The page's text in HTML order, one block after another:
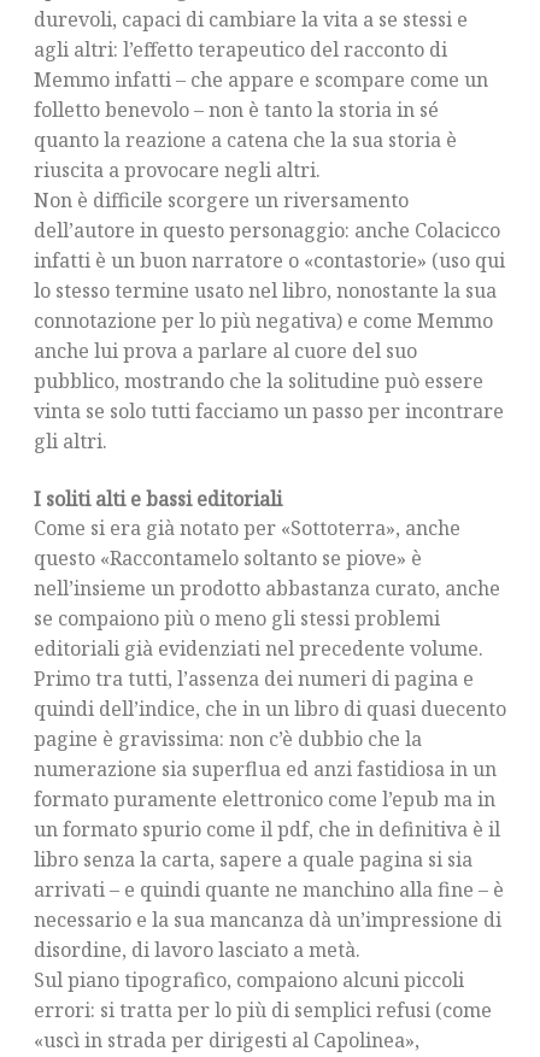
durevoli, capaci di cambiare la vita a se stessi e
agli altri: l’effetto terapeutico del racconto di
Memmo infatti – che appare e scompare come un
folletto benevolo – non è tanto la storia in sé
quanto la reazione a catena che la sua storia è
riuscita a provocare negli altri.
Non è difficile scorgere un riversamento
dell’autore in questo personaggio: anche Colacicco
infatti è un buon narratore o «contastorie» (uso qui
lo stesso termine usato nel libro, nonostante la sua
connotazione per lo più negativa) e come Memmo
anche lui prova a parlare al cuore del suo
pubblico, mostrando che la solitudine può essere
vinta se solo tutti facciamo un passo per incontrare
gli altri.
I soliti alti e bassi editoriali
Come si era già notato per «Sottoterra», anche
questo «Raccontamelo soltanto se piove» è
nell’insieme un prodotto abbastanza curato, anche
se compaiono più o meno gli stessi problemi
editoriali già evidenziati nel precedente volume.
Primo tra tutti, l’assenza dei numeri di pagina e
quindi dell’indice, che in un libro di quasi duecento
pagine è gravissima: non c’è dubbio che la
numerazione sia superflua ed anzi fastidiosa in un
formato puramente elettronico come l’epub ma in
un formato spurio come il pdf, che in definitiva è il
libro senza la carta, sapere a quale pagina si sia
arrivati – e quindi quante ne manchino alla fine – è
necessario e la sua mancanza dà un’impressione di
disordine, di lavoro lasciato a metà.
Sul piano tipografico, compaiono alcuni piccoli
errori: si tratta per lo più di semplici refusi (come
«uscì in strada per dirigesti al Capolinea»,